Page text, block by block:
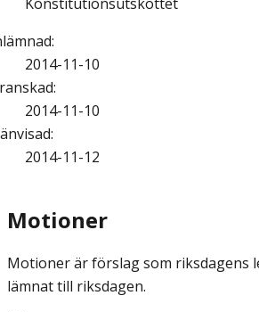
:
2014-11-10
:
2014-11-10
:
2014-11-12
Motioner
Motioner är förslag som riksdagens
lämnat till riksdagen.